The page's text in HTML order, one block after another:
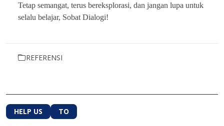
Tetap semangat, terus bereksplorasi, dan jangan lupa untuk
selalu belajar, Sobat Dialogi!
REFERENSI
HELP US TO